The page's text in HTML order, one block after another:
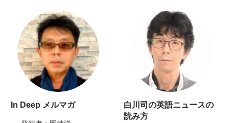
In Deep メルマガ
白川司の英語ニュースの
読み方